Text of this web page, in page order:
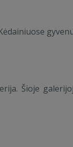
Šioje